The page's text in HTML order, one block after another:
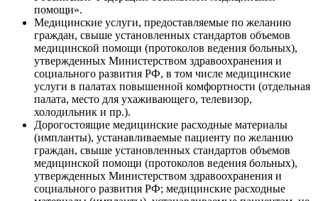
помощи».
Медицинские услуги, предоставляемые по желанию
граждан, свыше установленных стандартов объемов
медицинской помощи (протоколов ведения больных),
утвержденных Министерством здравоохранения и
социального развития РФ, в том числе медицинские
услуги в палатах повышенной комфортности (отдельная
палата, место для ухаживающего, телевизор,
холодильник и пр.).
Дорогостоящие медицинские расходные материалы
(импланты), устанавливаемые пациенту по желанию
граждан, свыше установленных стандартов объемов
медицинской помощи (протоколов ведения больных),
утвержденных Министерством здравоохранения и
социального развития РФ; медицинские расходные